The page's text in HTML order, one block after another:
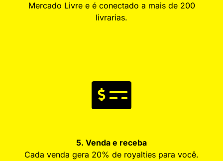
Mercado Livre e é conectado a mais de 200
livrarias.
5. Venda e receba
Cada venda gera 20% de royalties para você.